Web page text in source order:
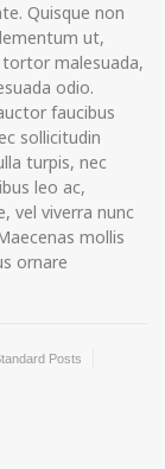
Quisque non
ut,
tortor malesuada,
odio.
faucibus
sollicitudin
turpis, nec
leo ac,
vel viverra nunc
mollis
ornare
Posts